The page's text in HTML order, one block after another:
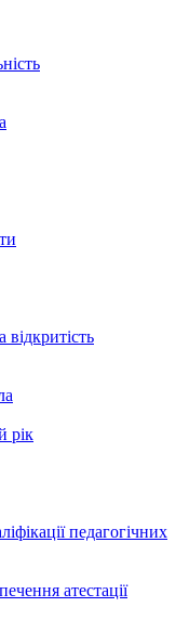
відкритість
рік
педагогічних
атестації